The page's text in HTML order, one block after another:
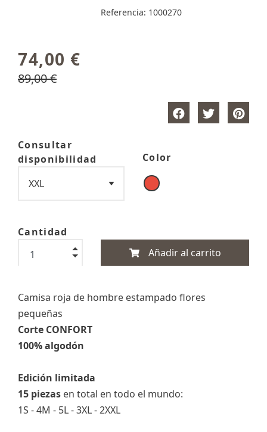
Referencia: 1000270
74,00 €
89,00 €
Consultar
disponibilidad
Color
Cantidad
Añadir al carrito
Camisa roja de hombre estampado flores
pequeñas
Corte CONFORT
100% algodón
Edición limitada
15 piezas en total en todo el mundo:
1S - 4M - 5L - 3XL - 2XXL